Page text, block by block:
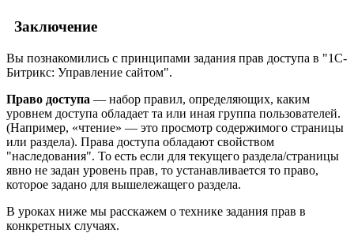
Заключение
Вы познакомились с принципами задания прав доступа в "1С-
Битрикс: Управление сайтом".
Право доступа — набор правил, определяющих, каким
уровнем доступа обладает та или иная группа пользователей.
(Например, «чтение» — это просмотр содержимого страницы
или раздела). Права доступа обладают свойством
"наследования". То есть если для текущего раздела/страницы
явно не задан уровень прав, то устанавливается то право,
которое задано для вышележащего раздела.
В уроках ниже мы расскажем о технике задания прав в
конкретных случаях.